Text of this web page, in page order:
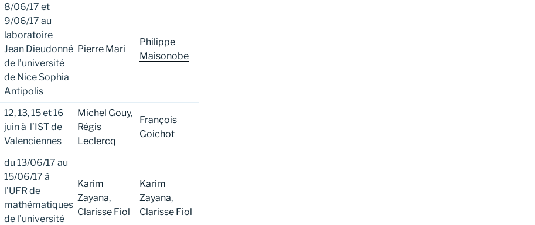
8/06/17 et
9/06/17 au
laboratoire
Jean Dieudonné
de l’université
de Nice Sophia
Antipolis
Pierre Mari
Philippe
Maisonobe
12, 13, 15 et 16
juin à l’IST de
Valenciennes
Michel Gouy,
Régis
Leclercq
François
Goichot
du 13/06/17 au
15/06/17 à
l’UFR de
mathématiques
de l’université
Karim
Zayana,
Clarisse Fiol
Karim
Zayana,
Clarisse Fiol